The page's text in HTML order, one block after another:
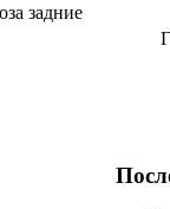
задние